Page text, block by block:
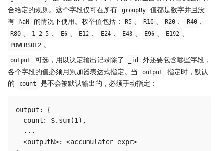
合给定的规则。这个字段仅可在所有
groupBy
值都是数字并且没
有
NaN 的情况下使用。枚举值包括： R5 R10 R20 R40
R80 1-2-5 E6 E12 E24 E48 E96 E192
POWERSOF2 。
output 可选，用以决定输出记录除了 _id
外还要包含哪些字段，
各个字段的值必须用累加器表达式指定。当
output
指定时，默认
的
count 是不会被默认输出的，必须手动指定：
output: {
  count: $.sum(1),
  ...
  <outputN>: <accumulator expr>